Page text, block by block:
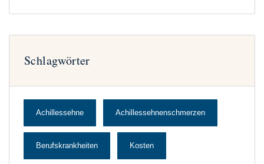
Schlagwörter
Achillessehne Achillessehnenschmerzen
Berufskrankheiten Kosten